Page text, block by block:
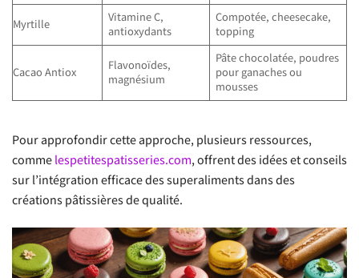
Myrtille
Vitamine C,
antioxydants
Compotée, cheesecake,
topping
Cacao Antiox
Flavonoïdes,
magnésium
Pâte chocolatée, poudres
pour ganaches ou
mousses
Pour approfondir cette approche, plusieurs ressources,
commelespetitespatisseries.com, offrent des idées et conseils
sur l’intégration efficace des superaliments dans des
créations pâtissières de qualité.